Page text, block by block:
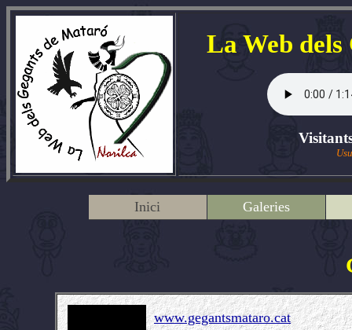
La Web
Inici Galeries
www.gegantsmataro.cat